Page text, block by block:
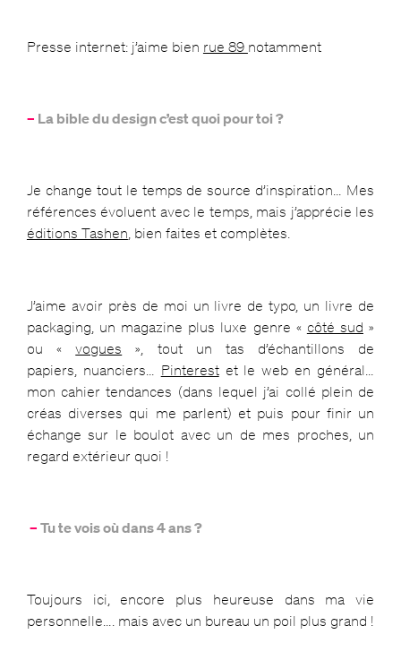
Presse internet: j’aime bien rue 89 notamment
– La bible du design c’est quoi pour toi ?
Je change tout le temps de source d’inspiration… Mes
références évoluent avec le temps, mais j’apprécie les
éditions Tashen, bien faites et complètes.
J’aime avoir près de moi un livre de typo, un livre de
packaging, un magazine plus luxe genre « côté sud »
ou «vogues », tout un tas d’échantillons de
papiers, nuanciers… Pinterestet le web en général…
mon cahier tendances (dans lequel j’ai collé plein de
créas diverses qui me parlent) et puis pour finir un
échange sur le boulot avec un de mes proches, un
regard extérieur quoi !
– Tu te vois où dans 4 ans ?
Toujours ici, encore plus heureuse dans ma vie
personnelle…. mais avec un bureau un poil plus grand !